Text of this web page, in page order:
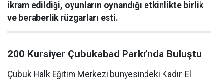
ikram edildiği, oyunların oynandığı etkinlikte birlik
ve beraberlik rüzgarları esti.
200 Kursiyer Çubukabad Parkı’nda Buluştu
Çubuk Halk Eğitim Merkezi bünyesindeki Kadın El